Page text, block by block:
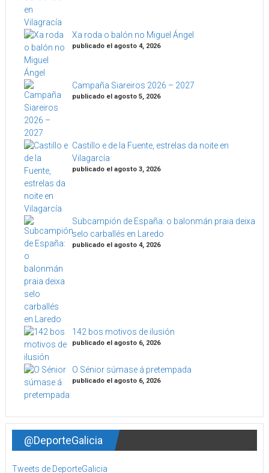
Xa roda o balón no Miguel Ángel
publicado el agosto 4, 2026
Campaña Siareiros 2026 – 2027
publicado el agosto 5, 2026
Castillo e de la Fuente, estrelas da noite en
Vilagarcía
publicado el agosto 3, 2026
Subcampión de España: o balonmán praia deixa
selo carballés en Laredo
publicado el agosto 4, 2026
142 bos motivos de ilusión
publicado el agosto 6, 2026
O Sénior súmase á pretempada
publicado el agosto 6, 2026
@DeporteGalicia
Tweets de DeporteGalicia